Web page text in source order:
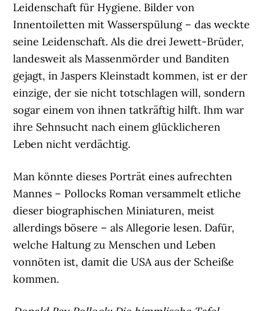
Leidenschaft für Hygiene. Bilder von
Innentoiletten mit Wasserspülung – das weckte
seine Leidenschaft. Als die drei Jewett-Brüder,
landesweit als Massenmörder und Banditen
gejagt, in Jaspers Kleinstadt kommen, ist er der
einzige, der sie nicht totschlagen will, sondern
sogar einem von ihnen tatkräftig hilft. Ihm war
ihre Sehnsucht nach einem glücklicheren
Leben nicht verdächtig.
Man könnte dieses Porträt eines aufrechten
Mannes – Pollocks Roman versammelt etliche
dieser biographischen Miniaturen, meist
allerdings bösere – als Allegorie lesen. Dafür,
welche Haltung zu Menschen und Leben
vonnöten ist, damit die USA aus der Scheiße
kommen.